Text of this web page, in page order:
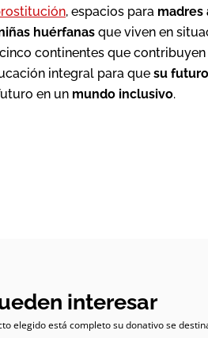
, espacios para madres
huérfanas que viven en
continentes que contribuyen
integral para que su
en un mundo inclusivo.
interesar
elegido está completo su donativo se